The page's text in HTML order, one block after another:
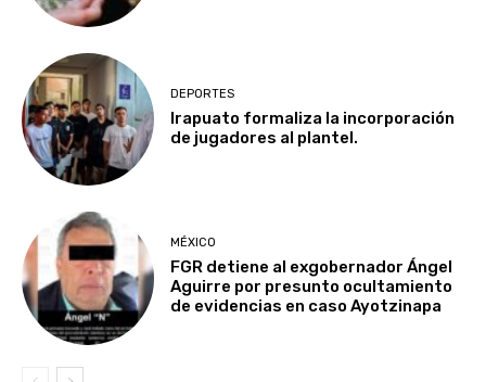
DEPORTES
Irapuato formaliza la incorporación
de jugadores al plantel.
MÉXICO
FGR detiene al exgobernador Ángel
Aguirre por presunto ocultamiento
de evidencias en caso Ayotzinapa